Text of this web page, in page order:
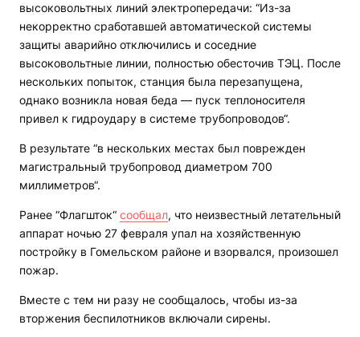
высоковольтных линий электропередачи: “Из-за
некорректно сработавшей автоматической системы
защиты аварийно отключились и соседние
высоковольтные линии, полностью обесточив ТЭЦ. После
нескольких попыток, станция была перезапущена,
однако возникла новая беда — пуск теплоносителя
привел к гидроудару в системе трубопроводов“.
В результате “в нескольких местах был поврежден
магистральный трубопровод диаметром 700
миллиметров“.
Ранее “Флагшток“ сообщал, что неизвестный летательный
аппарат ночью 27 февраля упал на хозяйственную
постройку в Гомельском районе и взорвался, произошел
пожар.
Вместе с тем ни разу не сообщалось, чтобы из-за
вторжения беспилотников включали сирены.